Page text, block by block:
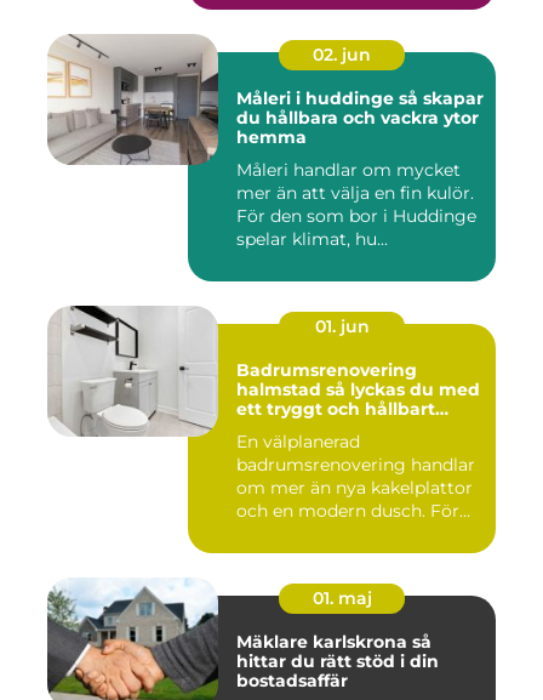
02. jun
Måleri i huddinge så skapar
du hållbara och vackra ytor
hemma
Måleri handlar om mycket
mer än att välja en fin kulör.
För den som bor i Huddinge
spelar klimat, hu...
01. jun
Badrumsrenovering
halmstad så lyckas du med
ett tryggt och hållbart
En välplanerad
badrumsrenovering handlar
om mer än nya kakelplattor
och en modern dusch. För
01. maj
Mäklare karlskrona så
hittar du rätt stöd i din
bostadsaffär